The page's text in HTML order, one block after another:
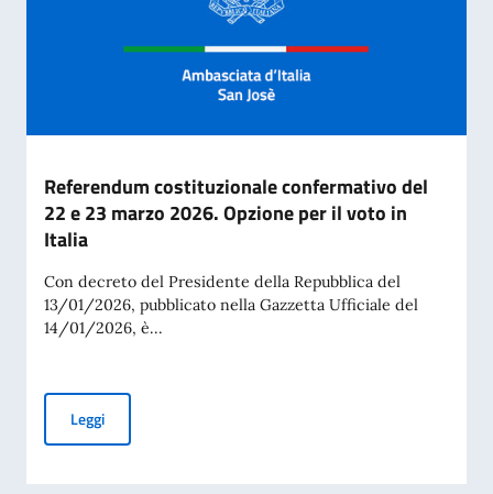
Referendum costituzionale confermativo del
22 e 23 marzo 2026. Opzione per il voto in
Italia
Con decreto del Presidente della Repubblica del
13/01/2026, pubblicato nella Gazzetta Ufficiale del
14/01/2026, è...
LeggiReferendum costituzionale confermativo del 22 e 23